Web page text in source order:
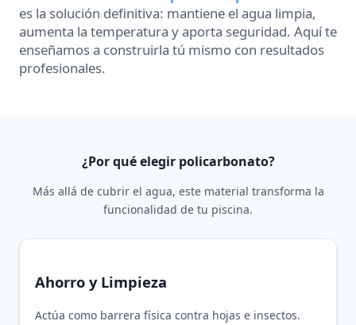
es la solución definitiva: mantiene el agua limpia,
aumenta la temperatura y aporta seguridad. Aquí te
enseñamos a construirla tú mismo con resultados
profesionales.
¿Por qué elegir policarbonato?
Más allá de cubrir el agua, este material transforma la
funcionalidad de tu piscina.
Ahorro y Limpieza
Actúa como barrera física contra hojas e insectos.